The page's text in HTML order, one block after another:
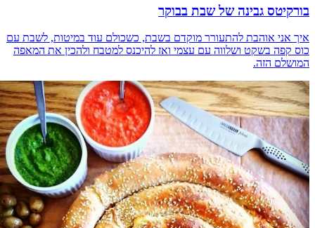
בורקיטס גבינה של שבת בבוקר
איך אני אוהבת להתעורר מוקדם בשבת, כשכולם עוד במיטות, לשבת עם
כוס קפה בשקט ושלווה עם עצמי ואז להיכנס למטבח ולהכין את המאפה
המושלם הזה.